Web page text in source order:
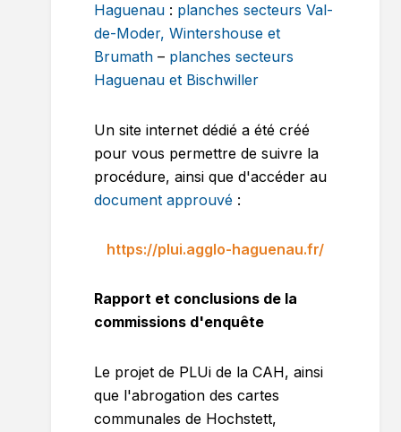
Haguenau : planches secteurs Val-
de-Moder, Wintershouse et
Brumath – planches secteurs
Haguenau et Bischwiller
Un site internet dédié a été créé
pour vous permettre de suivre la
procédure, ainsi que d'accéder au
document approuvé :
https://plui.agglo-haguenau.fr/
Rapport et conclusions de la
commissions d'enquête
Le projet de PLUi de la CAH, ainsi
que l'abrogation des cartes
communales de Hochstett,